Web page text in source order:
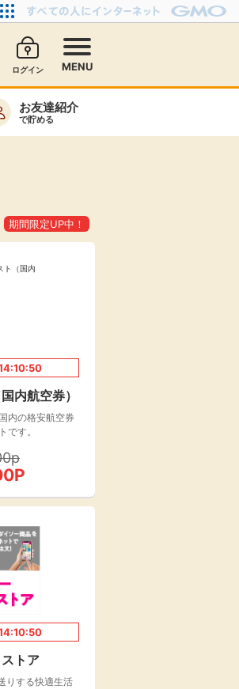
ログイン MENU
ヘルプセンター
お友達紹介
で貯める
シピ
活
ーン
期間限定UP中！
内航空券）
内の格安航空券
です。
トア
りする快適生活